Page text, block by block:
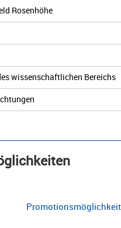
Rosenhöhe
wissenschaftlichen Bereichs